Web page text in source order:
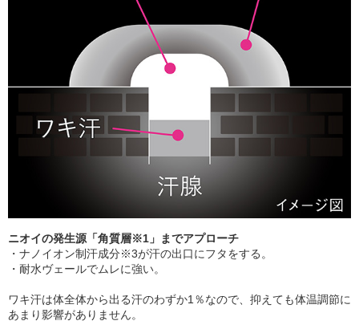
ニオイの発生源「角質層※1」までアプローチ
・ナノイオン制汗成分※3が汗の出口にフタをする。
・耐水ヴェールでムレに強い。
ワキ汗は体全体から出る汗のわずか1％なので、抑えても体温調節に
あまり影響がありません。